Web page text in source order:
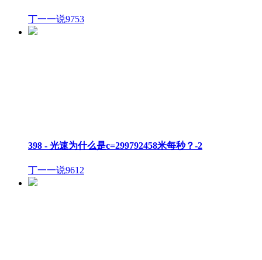
丁一一说9753
398 - 光速为什么是c=299792458米每秒？-2
丁一一说9612